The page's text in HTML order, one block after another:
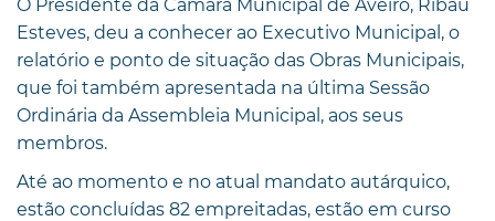
O Presidente da Câmara Municipal de Aveiro, Ribau
Esteves, deu a conhecer ao Executivo Municipal, o
relatório e ponto de situação das Obras Municipais,
que foi também apresentada na última Sessão
Ordinária da Assembleia Municipal, aos seus
membros.
Até ao momento e no atual mandato autárquico,
estão concluídas 82 empreitadas, estão em curso